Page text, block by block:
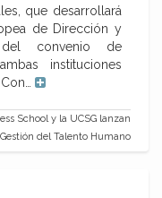
que desarrollará
de Dirección y
del convenio de
instituciones
School y la UCSG lanzan
del Talento Humano